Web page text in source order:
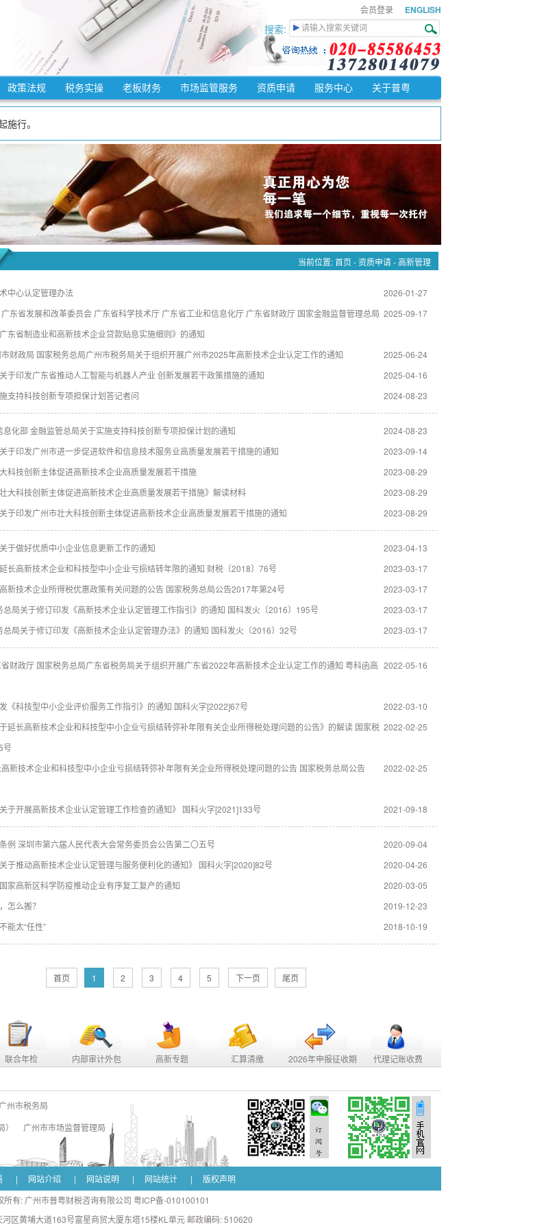
会员登录 ENGLISH
搜索:
政策法规 税务实操 老板财务 市场监管服务 资质申请 服务中心 关于普粤
年12月25日起施行。
年10月15日起施行。
预征率的预缴增值税项目，减按1%预征率预缴增值税。
行。
小规模纳税人适用3%征收率的应税销售收入，减按1%征收率征收增值税。
销售额10万元以下（含本数）的增值税小规模纳税人，免征增值税。
年1月1日起施行。
先进制造业企业按照当期可抵扣进项税额加计5%抵减应纳增值税税额。
1日起施行。
年12月25日起施行。
年10月15日起施行。
当前位置:首页-资质申请-高新管理
2026-01-27
中心认定管理办法
2025-09-17
东省发展和改革委员会 广东省科学技术厅 广东省工业和信息化厅 广东省财政厅 国家金融监督管理总局
东省制造业和高新技术企业贷款贴息实施细则》的通知
2025-06-24
财政局 国家税务总局广州市税务局关于组织开展广州市2025年高新技术企业认定工作的通知
2025-04-16
于印发广东省推动人工智能与机器人产业 创新发展若干政策措施的通知
2024-08-23
支持科技创新专项担保计划答记者问
2024-08-23
息化部 金融监管总局关于实施支持科技创新专项担保计划的通知
2023-09-14
于印发广州市进一步促进软件和信息技术服务业高质量发展若干措施的通知
2023-08-29
科技创新主体促进高新技术企业高质量发展若干措施
2023-08-29
大科技创新主体促进高新技术企业高质量发展若干措施》解读材料
2023-08-29
于印发广州市壮大科技创新主体促进高新技术企业高质量发展若干措施的通知
2023-04-13
于做好优质中小企业信息更新工作的通知
2023-03-17
高新技术企业和科技型中小企业亏损结转年限的通知 财税〔2018〕76号
2023-03-17
新技术企业所得税优惠政策有关问题的公告 国家税务总局公告2017年第24号
2023-03-17
总局关于修订印发《高新技术企业认定管理工作指引》的通知 国科发火〔2016〕195号
2023-03-17
总局关于修订印发《高新技术企业认定管理办法》的通知 国科发火〔2016〕32号
2022-05-16
财政厅 国家税务总局广东省税务局关于组织开展广东省2022年高新技术企业认定工作的通知 粤科函高
2022-03-10
《科技型中小企业评价服务工作指引》的通知 国科火字[2022]67号
2022-02-25
延长高新技术企业和科技型中小企业亏损结转弥补年限有关企业所得税处理问题的公告》的解读 国家税
号
2022-02-25
新技术企业和科技型中小企业亏损结转弥补年限有关企业所得税处理问题的公告 国家税务总局公告
2021-09-18
于开展高新技术企业认定管理工作检查的通知》 国科火字[2021]133号
2020-09-04
例 深圳市第六届人民代表大会常务委员会公告第二〇五号
2020-04-26
于推动高新技术企业认定管理与服务便利化的通知》 国科火字[2020]82号
2020-03-05
家高新区科学防疫推动企业有序复工复产的通知
2019-12-23
怎么搬？
2018-10-19
能太“任性”
首页 1 2 3 4 5 下一页 尾页
联合年检 内部审计外包 高新专题 汇算清缴 2026年申报征收期 代理记账收费
州市税务局
广州市市场监督管理局
| 网站介绍 | 网站说明 | 网站统计 |
版权声明
所有: 广州市普粤财税咨询有限公司 粤ICP备-010100101
区黄埔大道163号富星商贸大厦东塔15楼KL单元 邮政编码: 510620